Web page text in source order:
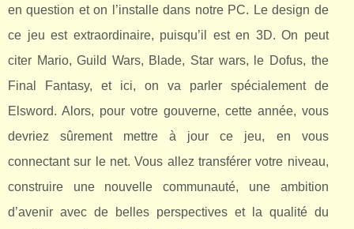
en question et on l’installe dans notre PC. Le design de
ce jeu est extraordinaire, puisqu’il est en 3D. On peut
citer Mario, Guild Wars, Blade, Star wars, le Dofus, the
Final Fantasy, et ici, on va parler spécialement de
Elsword. Alors, pour votre gouverne, cette année, vous
devriez sûrement mettre à jour ce jeu, en vous
connectant sur le net. Vous allez transférer votre niveau,
construire une nouvelle communauté, une ambition
d’avenir avec de belles perspectives et la qualité du